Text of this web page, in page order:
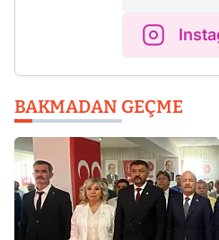
BAKMADAN GEÇME